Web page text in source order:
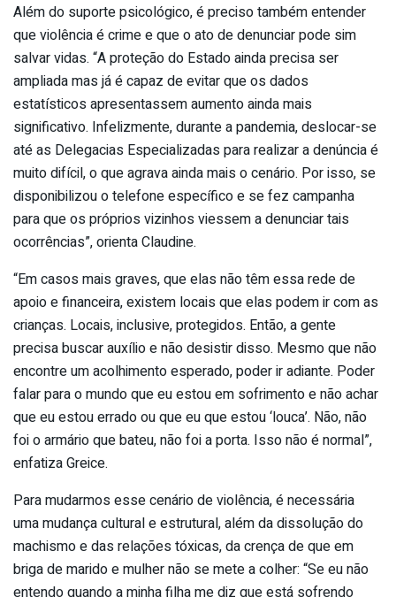
Além do suporte psicológico, é preciso também entender
que violência é crime e que o ato de denunciar pode sim
salvar vidas. “A proteção do Estado ainda precisa ser
ampliada mas já é capaz de evitar que os dados
estatísticos apresentassem aumento ainda mais
significativo. Infelizmente, durante a pandemia, deslocar-se
até as Delegacias Especializadas para realizar a denúncia é
muito difícil, o que agrava ainda mais o cenário. Por isso, se
disponibilizou o telefone específico e se fez campanha
para que os próprios vizinhos viessem a denunciar tais
ocorrências”, orienta Claudine.
“Em casos mais graves, que elas não têm essa rede de
apoio e financeira, existem locais que elas podem ir com as
crianças. Locais, inclusive, protegidos. Então, a gente
precisa buscar auxílio e não desistir disso. Mesmo que não
encontre um acolhimento esperado, poder ir adiante. Poder
falar para o mundo que eu estou em sofrimento e não achar
que eu estou errado ou que eu que estou ‘louca’. Não, não
foi o armário que bateu, não foi a porta. Isso não é normal”,
enfatiza Greice.
Para mudarmos esse cenário de violência, é necessária
uma mudança cultural e estrutural, além da dissolução do
machismo e das relações tóxicas, da crença de que em
briga de marido e mulher não se mete a colher: “Se eu não
entendo quando a minha filha me diz que está sofrendo